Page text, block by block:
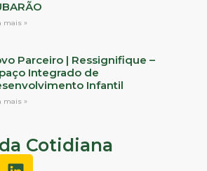
mais »
Parceiro | Ressignifique –
Integrado de
Infantil
mais »
Cotidiana